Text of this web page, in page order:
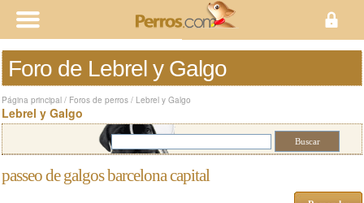
Foro de Lebrel y Galgo
Página principal / Foros de perros / Lebrel y Galgo
Lebrel y Galgo
passeo de galgos barcelona capital